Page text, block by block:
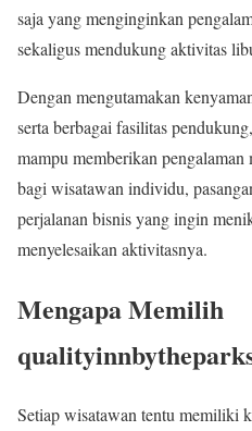
saja yang menginginkan
sekaligus mendukung aktivitas
Dengan mengutamakan
serta berbagai fasilitas pendukung,
mampu memberikan
bagi wisatawan individu,
perjalanan bisnis yang ingin
menyelesaikan aktivitasnya.
Mengapa Memilih
Setiap wisatawan tentu memiliki